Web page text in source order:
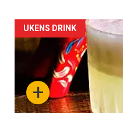
Forsiden
akkurat
nå
-
+
UKENS DRINK